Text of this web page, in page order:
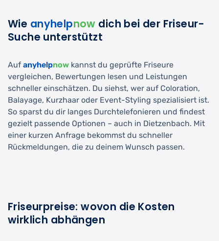
Wie anyhelpnow dich bei der Friseur-
Suche unterstützt
Auf anyhelpnow kannst du geprüfte Friseure
vergleichen, Bewertungen lesen und Leistungen
schneller einschätzen. Du siehst, wer auf Coloration,
Balayage, Kurzhaar oder Event-Styling spezialisiert ist.
So sparst du dir langes Durchtelefonieren und findest
gezielt passende Optionen – auch in Dietzenbach. Mit
einer kurzen Anfrage bekommst du schneller
Rückmeldungen, die zu deinem Wunsch passen.
Friseurpreise: wovon die Kosten
wirklich abhängen